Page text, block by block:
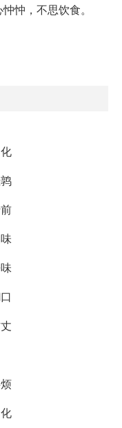
忡，不思饮食。